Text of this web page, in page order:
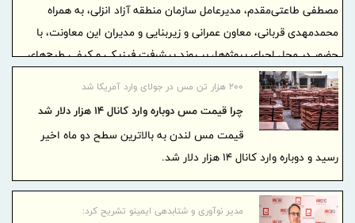
مصطفی طاعتی‌مقدم، مدیرعامل سازمان منطقه آزاد انزلی، به همراه
محمدمهدی قربانی، معاون عمرانی و زیربنایی و مدیران این معاونت، با
حضور در محل اجرای پروژه‌ها، بر روند پیشرفت فیزیکی و کیفی طرح‌های
عمرانی منطقه نظارت کردند.
۲۰۰ هزار تن مس در جولای وارد آمریکا شد
چرا قیمت مس دوباره وارد کانال ۱۴ هزار دلار شد
قیمت مس لندن به بالاترین سطح دو ماه اخیر
رسید و دوباره وارد کانال ۱۴ هزار دلار شد.
مدیر نوآوری و شتابدهی ایمینو تشریح کرد: